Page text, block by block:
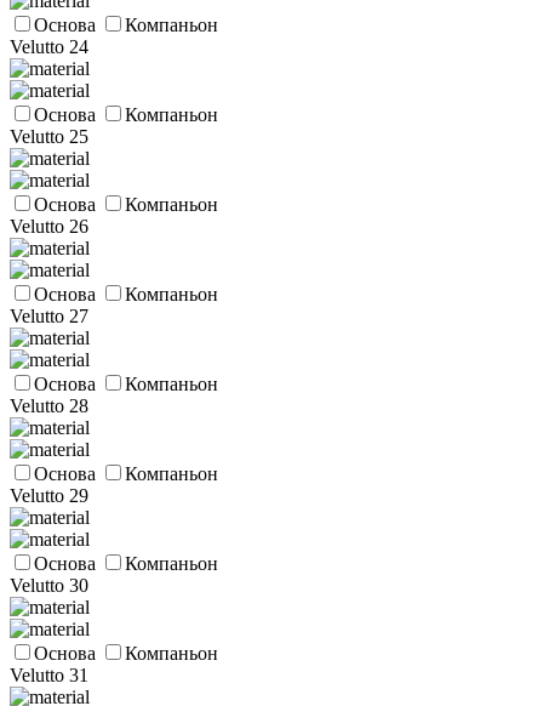
Основа
Компаньон
Velutto 24
Основа
Компаньон
Velutto 25
Основа
Компаньон
Velutto 26
Основа
Компаньон
Velutto 27
Основа
Компаньон
Velutto 28
Основа
Компаньон
Velutto 29
Основа
Компаньон
Velutto 30
Основа
Компаньон
Velutto 31